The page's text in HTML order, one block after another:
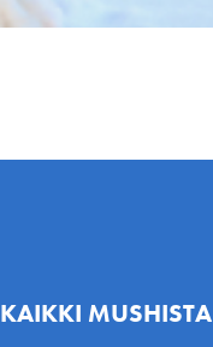
KAIKKI MUSHISTA